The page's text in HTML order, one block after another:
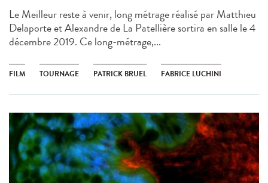
Le Meilleur reste à venir, long métrage réalisé par Matthieu
Delaporte et Alexandre de La Patellière sortira en salle le 4
décembre 2019. Ce long-métrage,...
FILM TOURNAGE PATRICK BRUEL FABRICE LUCHINI